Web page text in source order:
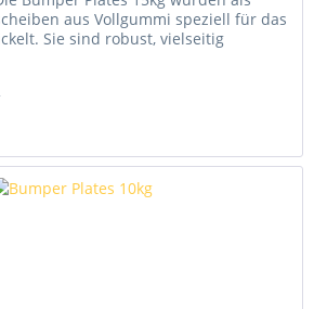
aus Vollgummi speziell für das
Sie sind robust, vielseitig